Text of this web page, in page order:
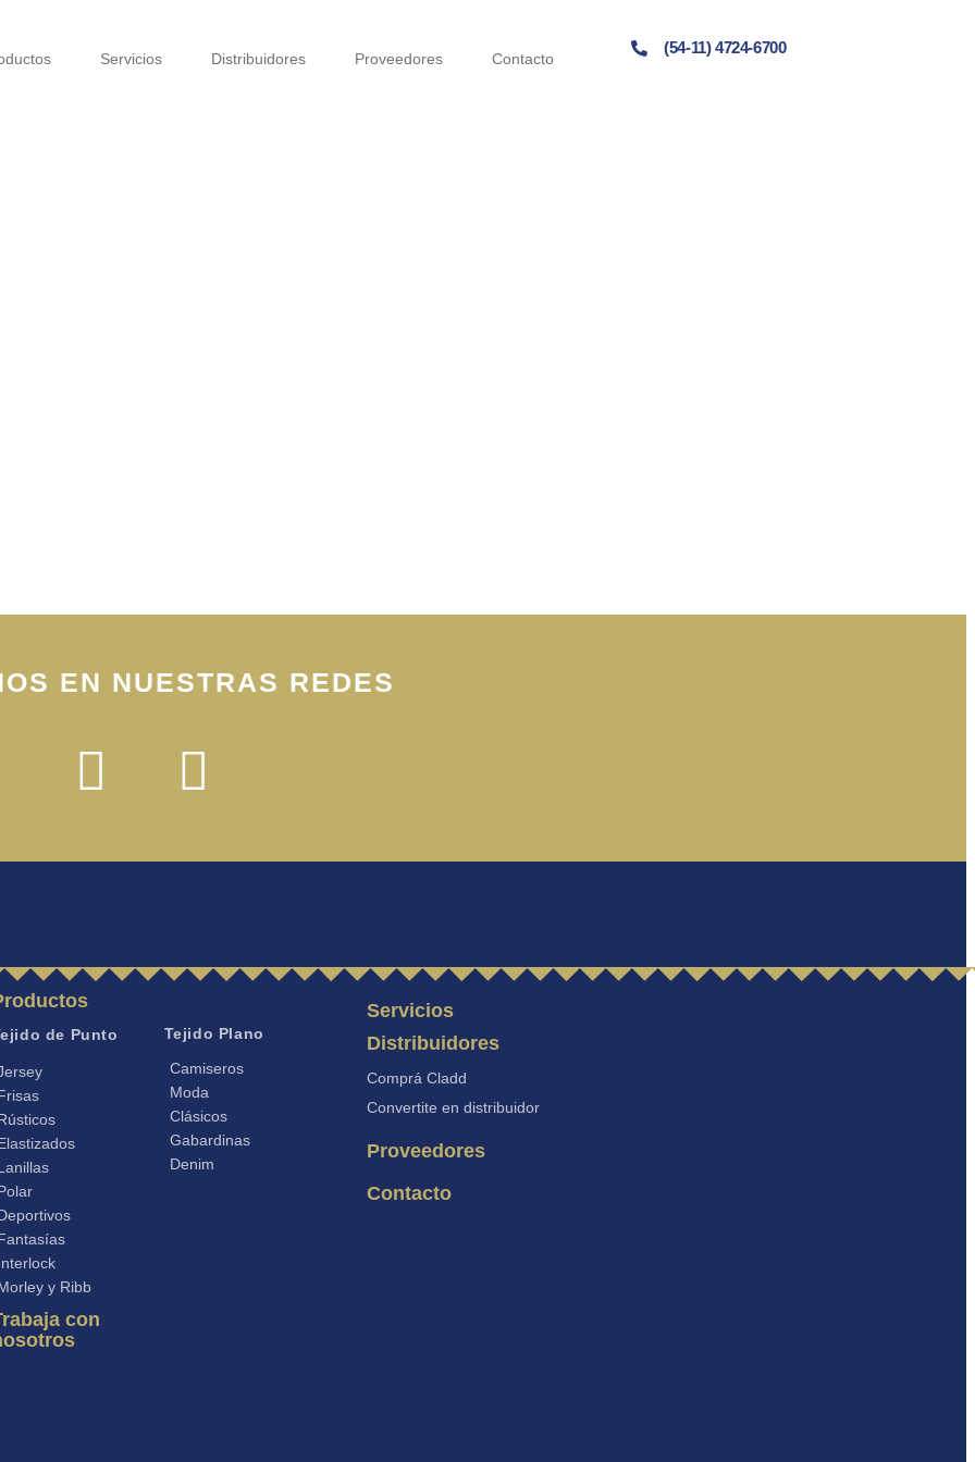
Servicios Distribuidores Proveedores Contacto
(54-11) 4724-6700
EN NUESTRAS REDES
de Punto
y Ribb
con
Tejido Plano
Camiseros
Moda
Clásicos
Gabardinas
Denim
Servicios
Distribuidores
Comprá Cladd
Convertite en distribuidor
Proveedores
Contacto